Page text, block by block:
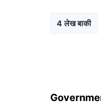
4 लेख बाकी